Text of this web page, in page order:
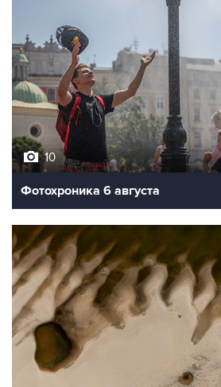
10
Фотохроника 6 августа